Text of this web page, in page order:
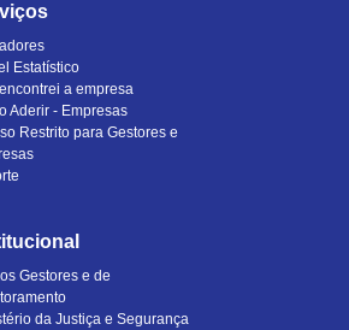
Estatístico
a empresa
Aderir - Empresas
Restrito para Gestores e
Gestores e de
da Justiça e Segurança